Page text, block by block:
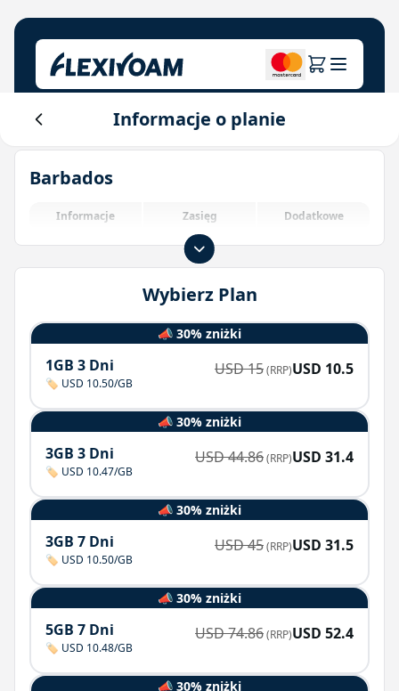
Przeglądaj Plany
Centrum inwestorów
Rozwiązania IoT
Dla marek
Login
Informacje o planie
Barbados
Informacje Zasięg Dodatkowe
Wybierz Plan
📣 30% zniżki
1GB 3 Dni
🏷️ USD 10.50/GB
USD15(RRP)USD 10.5
📣 30% zniżki
3GB 3 Dni
🏷️ USD 10.47/GB
USD44.86(RRP)USD 31.4
📣 30% zniżki
3GB 7 Dni
🏷️ USD 10.50/GB
USD45(RRP)USD 31.5
📣 30% zniżki
5GB 7 Dni
🏷️ USD 10.48/GB
USD74.86(RRP)USD 52.4
📣 30% zniżki